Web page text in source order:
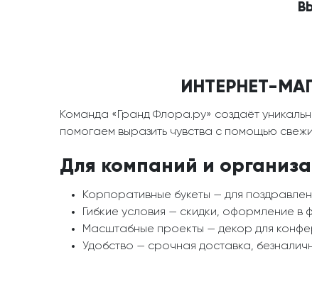
ИНТЕРНЕТ-
Команда «Гранд Флора.ру» создаёт
помогаем выразить чувства с помощью
Для компаний и
Корпоративные букеты — для
Гибкие условия — скидки, оформление в
Масштабные проекты — декор для
Удобство — срочная доставка,